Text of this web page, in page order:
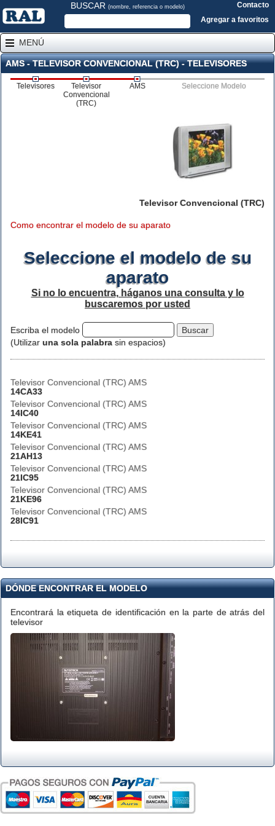
BUSCAR (nombre, referencia o modelo)
Contacto
Agregar a favoritos
MENÚ
AMS - TELEVISOR CONVENCIONAL (TRC) - TELEVISORES
Televisores
Televisor
Convencional
(TRC)
AMS Seleccione Modelo
Televisor Convencional (TRC)
Como encontrar el modelo de su aparato
Seleccione el modelo de su
aparato
Si no lo encuentra, háganos una consulta y lo
buscaremos por usted
Escriba el modelo
(Utilizar una sola palabra sin espacios)
Televisor Convencional (TRC) AMS
14CA33
Televisor Convencional (TRC) AMS
14IC40
Televisor Convencional (TRC) AMS
14KE41
Televisor Convencional (TRC) AMS
21AH13
Televisor Convencional (TRC) AMS
21IC95
Televisor Convencional (TRC) AMS
21KE96
Televisor Convencional (TRC) AMS
28IC91
DÓNDE ENCONTRAR EL MODELO
Encontrará la etiqueta de identificación en la parte de atrás del
televisor